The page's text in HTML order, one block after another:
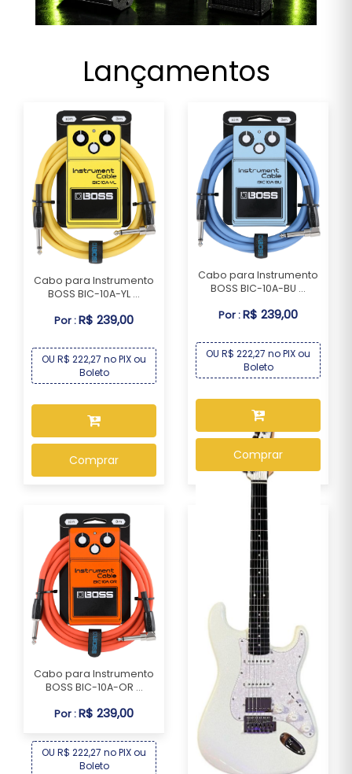
Lançamentos
Cabo para Instrumento
BOSS BIC-10A-YL ...
Por :R$ 239,00
OU R$ 222,27 no PIX ou
Boleto
Comprar
Cabo para Instrumento
BOSS BIC-10A-BU ...
Por :R$ 239,00
OU R$ 222,27 no PIX ou
Boleto
Comprar
Cabo para Instrumento
BOSS BIC-10A-OR ...
Por :R$ 239,00
OU R$ 222,27 no PIX ou
Boleto
Guitarra Seizi Fun Katana
Musashi HSS ...
R$ 1.339,00